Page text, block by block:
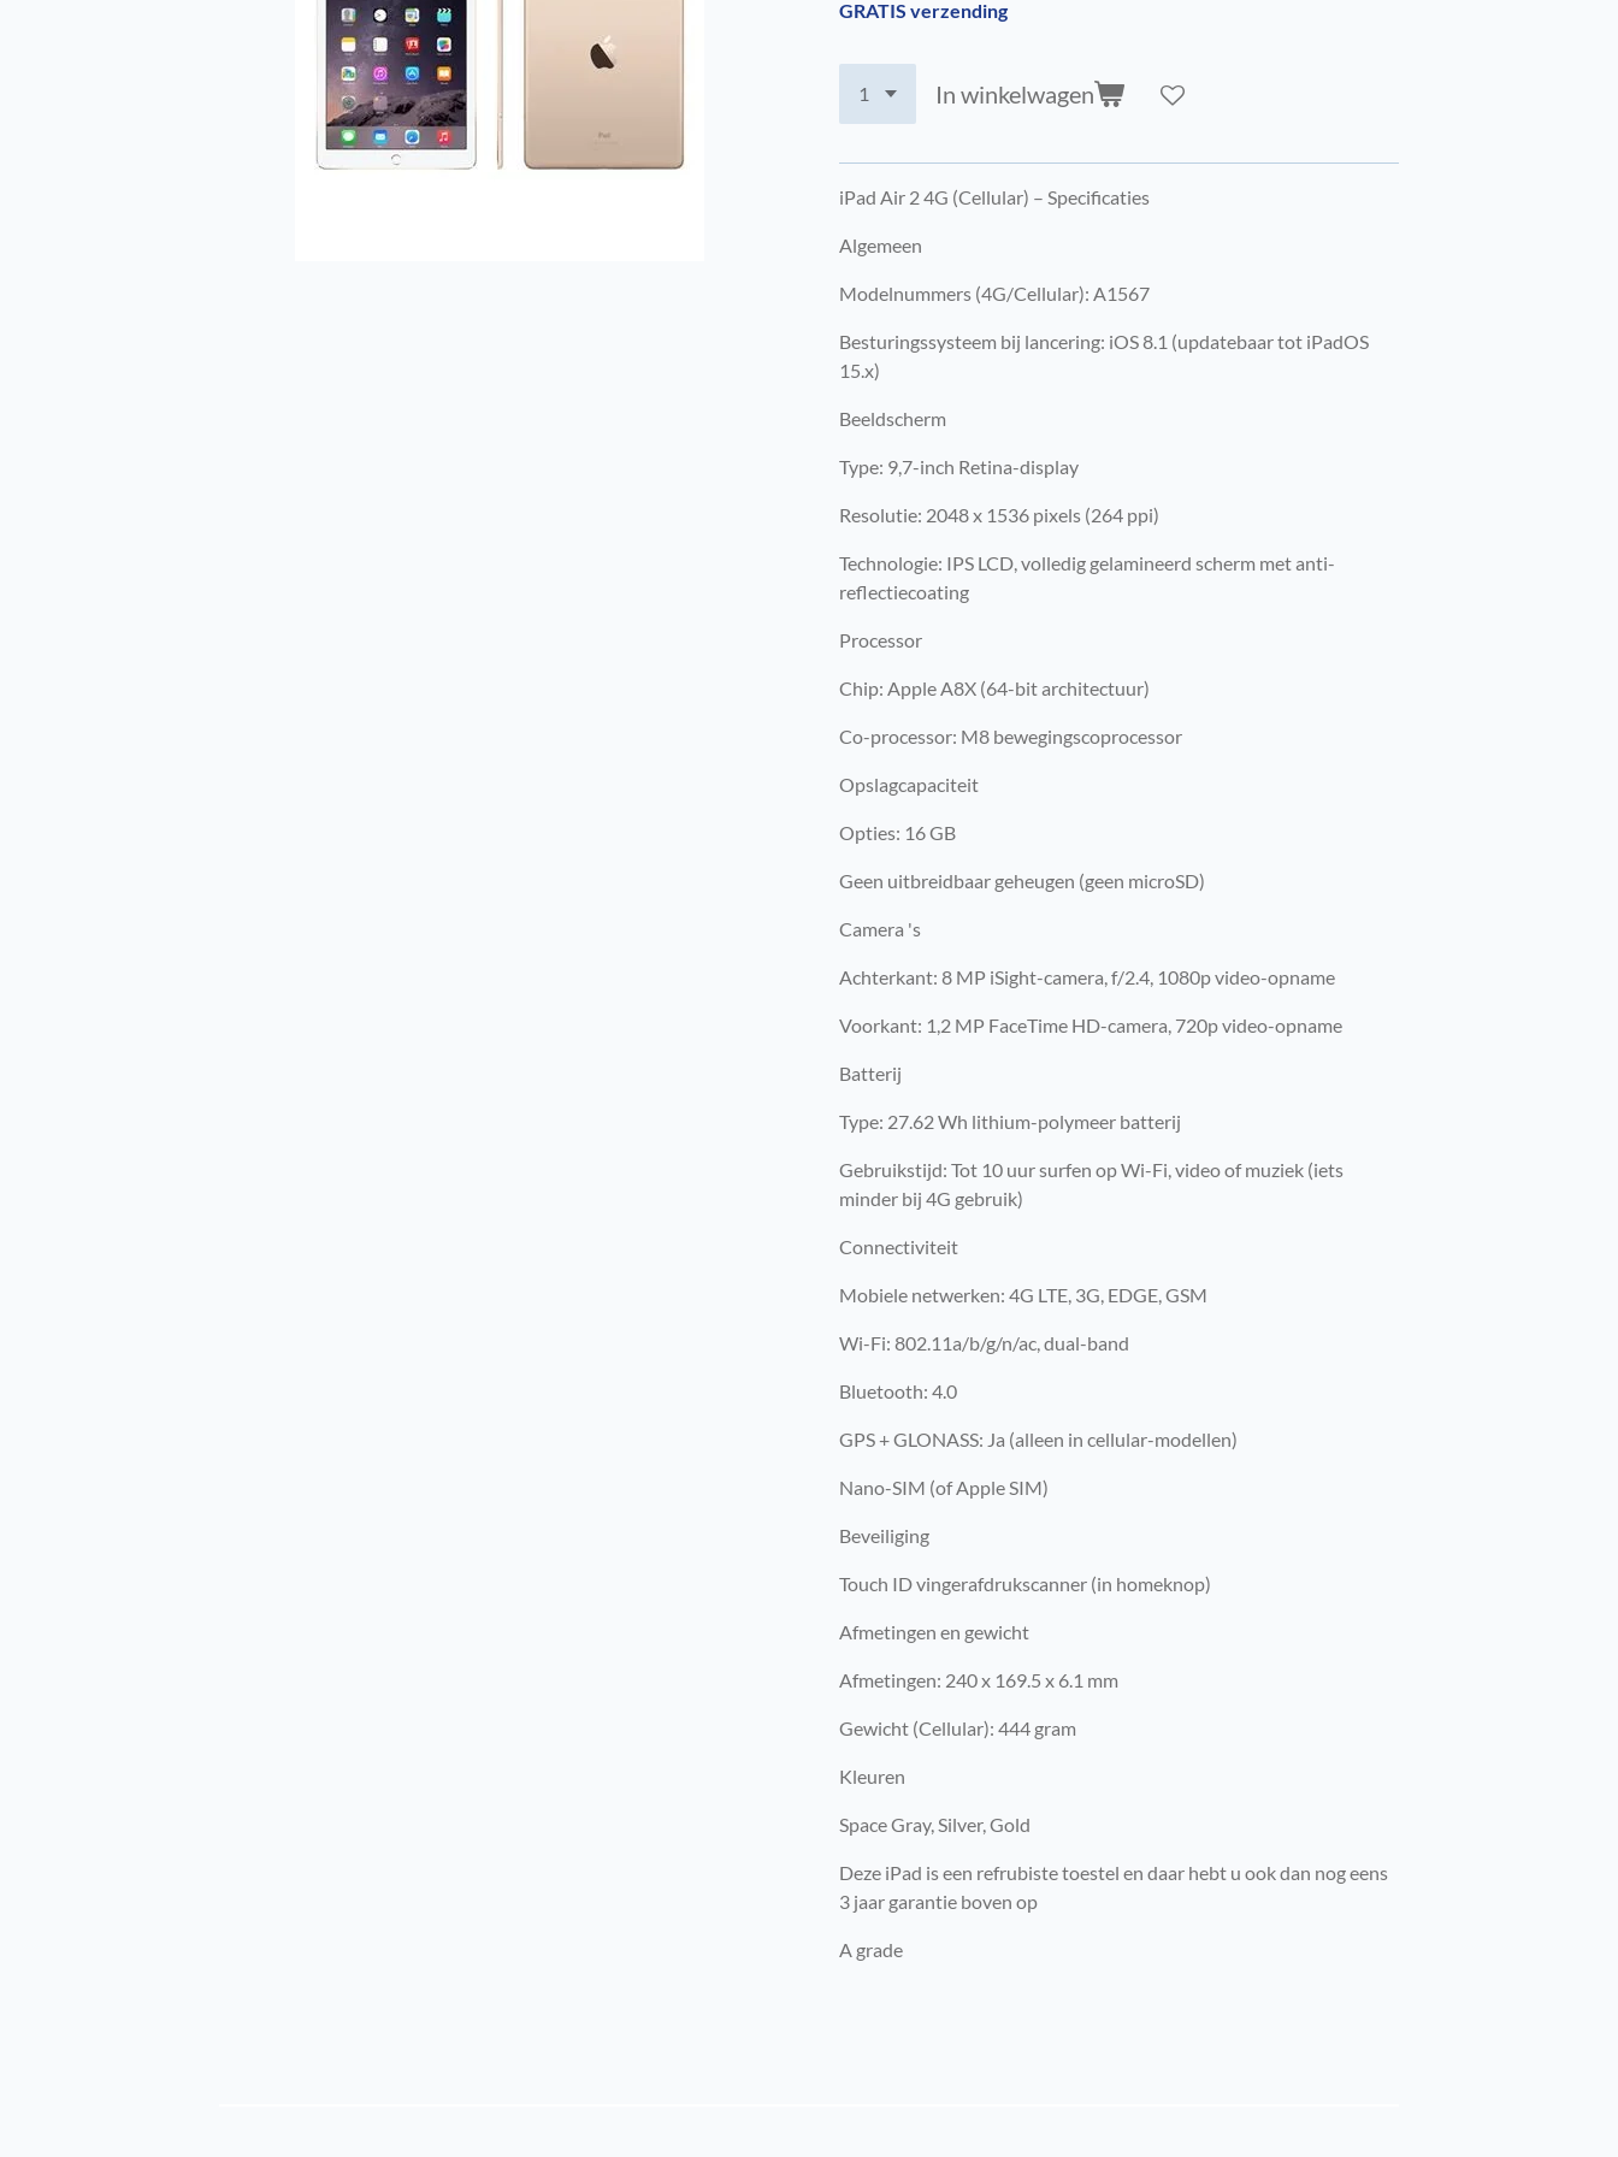
GRATIS verzending
In winkelwagen
iPad Air 2 4G (Cellular) – Specificaties
Algemeen
Modelnummers (4G/Cellular): A1567
Besturingssysteem bij lancering: iOS 8.1 (updatebaar tot iPadOS
15.x)
Beeldscherm
Type: 9,7-inch Retina-display
Resolutie: 2048 x 1536 pixels (264 ppi)
Technologie: IPS LCD, volledig gelamineerd scherm met anti-
reflectiecoating
Processor
Chip: Apple A8X (64-bit architectuur)
Co-processor: M8 bewegingscoprocessor
Opslagcapaciteit
Opties: 16 GB
Geen uitbreidbaar geheugen (geen microSD)
Camera 's
Achterkant: 8 MP iSight-camera, f/2.4, 1080p video-opname
Voorkant: 1,2 MP FaceTime HD-camera, 720p video-opname
Batterij
Type: 27.62 Wh lithium-polymeer batterij
Gebruikstijd: Tot 10 uur surfen op Wi-Fi, video of muziek (iets
minder bij 4G gebruik)
Connectiviteit
Mobiele netwerken: 4G LTE, 3G, EDGE, GSM
Wi-Fi: 802.11a/b/g/n/ac, dual-band
Bluetooth: 4.0
GPS + GLONASS: Ja (alleen in cellular-modellen)
Nano-SIM (of Apple SIM)
Beveiliging
Touch ID vingerafdrukscanner (in homeknop)
Afmetingen en gewicht
Afmetingen: 240 x 169.5 x 6.1 mm
Gewicht (Cellular): 444 gram
Kleuren
Space Gray, Silver, Gold
Deze iPad is een refrubiste toestel en daar hebt u ook dan nog eens
3 jaar garantie boven op
A grade